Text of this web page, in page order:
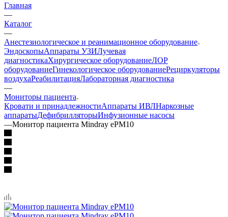
Главная
—
Каталог
—
Анестезиологическое и реанимационное оборудование
ЭндоскопыАппараты УЗИЛучевая
диагностикаХирургическое оборудованиеЛОР
оборудованиеГинекологическое оборудованиеРециркуляторы
воздухаРеабилитацияЛабораторная диагностика
—
Мониторы пациента
Кровати и принадлежностиАппараты ИВЛНаркозные
аппаратыДефибрилляторыИнфузионные насосы
—Монитор пациента Mindray ePM10